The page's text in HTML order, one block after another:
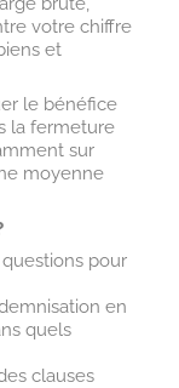
votre chiffre
et
le bénéfice
la fermeture
sur
moyenne
pour
en
quels
clauses